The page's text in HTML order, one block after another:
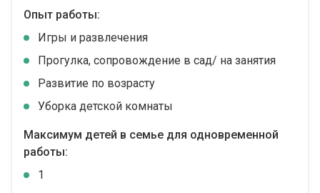
Опыт работы:
Игры и развлечения
Прогулка, сопровождение в сад/ на занятия
Развитие по возрасту
Уборка детской комнаты
Максимум детей в семье для одновременной
работы:
1